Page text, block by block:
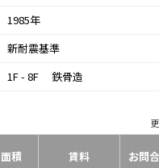
1985年
新耐震基準
1F - 8F 鉄骨造
面積 賃料 お問